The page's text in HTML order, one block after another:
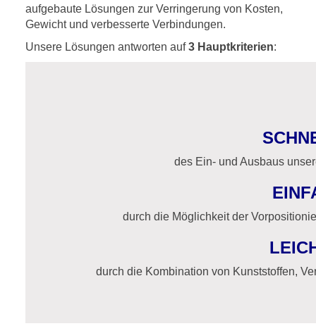
aufgebaute Lösungen zur Verringerung von Kosten,
Gewicht und verbesserte Verbindungen.
Unsere Lösungen antworten auf3 Hauptkriterien:
des Ein- und Ausbaus
durch die Möglichkeit der
durch die Kombination von Kunststoffen,